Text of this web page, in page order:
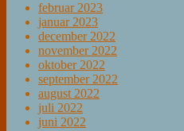
februar 2023
januar 2023
december 2022
november 2022
oktober 2022
september 2022
august 2022
juli 2022
juni 2022